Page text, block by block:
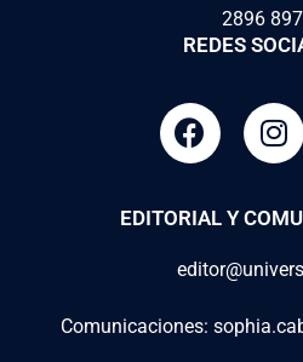
Infranqueables. Lecciones sobre la
protección de derechos humanos en
2896
REDES
EDITORIAL Y
Comunicaciones: